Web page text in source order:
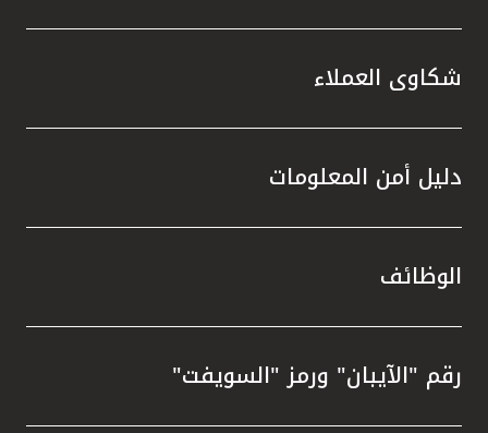
شكاوى العملاء
دليل أمن المعلومات
الوظائف
رقم "الآيبان" ورمز "السويفت"